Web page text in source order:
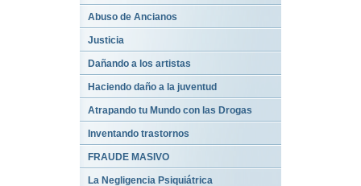
Abuso de Ancianos
Justicia
Dañando a los artistas
Haciendo daño a la juventud
Atrapando tu Mundo con las Drogas
Inventando trastornos
FRAUDE MASIVO
La Negligencia Psiquiátrica